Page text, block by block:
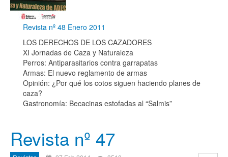
Revista nº 48 Enero 2011
LOS DERECHOS DE LOS CAZADORES
XI Jornadas de Caza y Naturaleza
Perros: Antiparasitarios contra garrapatas
Armas: El nuevo reglamento de armas
Opinión: ¿Por qué los cotos siguen haciendo planes de
caza?
Gastronomía: Becacinas estofadas al “Salmis”
Revista nº 47